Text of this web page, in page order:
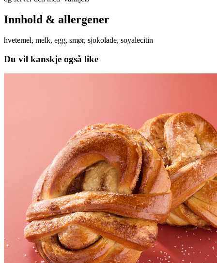
Innhold & allergener
hvetemel, melk, egg, smør, sjokolade, soyalecitin
Du vil kanskje også like